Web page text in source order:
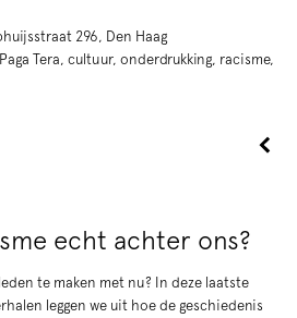
296, Den Haag
Tera, cultuur, onderdrukking, racisme,
echt achter ons?
te maken met nu? In deze laatste
leggen we uit hoe de geschiedenis